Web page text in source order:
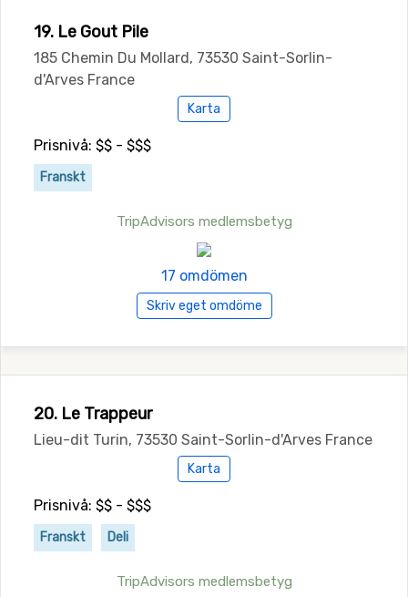
19. Le Gout Pile
185 Chemin Du Mollard, 73530 Saint-Sorlin-
d'Arves France
Karta
Prisnivå: $$ - $$$
Franskt
TripAdvisors medlemsbetyg
17 omdömen
Skriv eget omdöme
20. Le Trappeur
Lieu-dit Turin, 73530 Saint-Sorlin-d'Arves France
Karta
Prisnivå: $$ - $$$
Franskt Deli
TripAdvisors medlemsbetyg